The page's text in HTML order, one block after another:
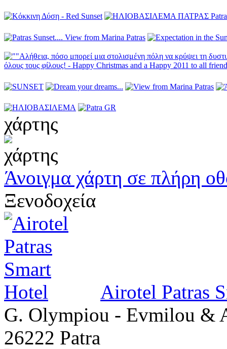
χάρτης
Άνοιγμα χάρτη σε πλήρη
Ξενοδοχεία
Airotel Patras
G. Olympiou - Evmilou &
26222 Patra